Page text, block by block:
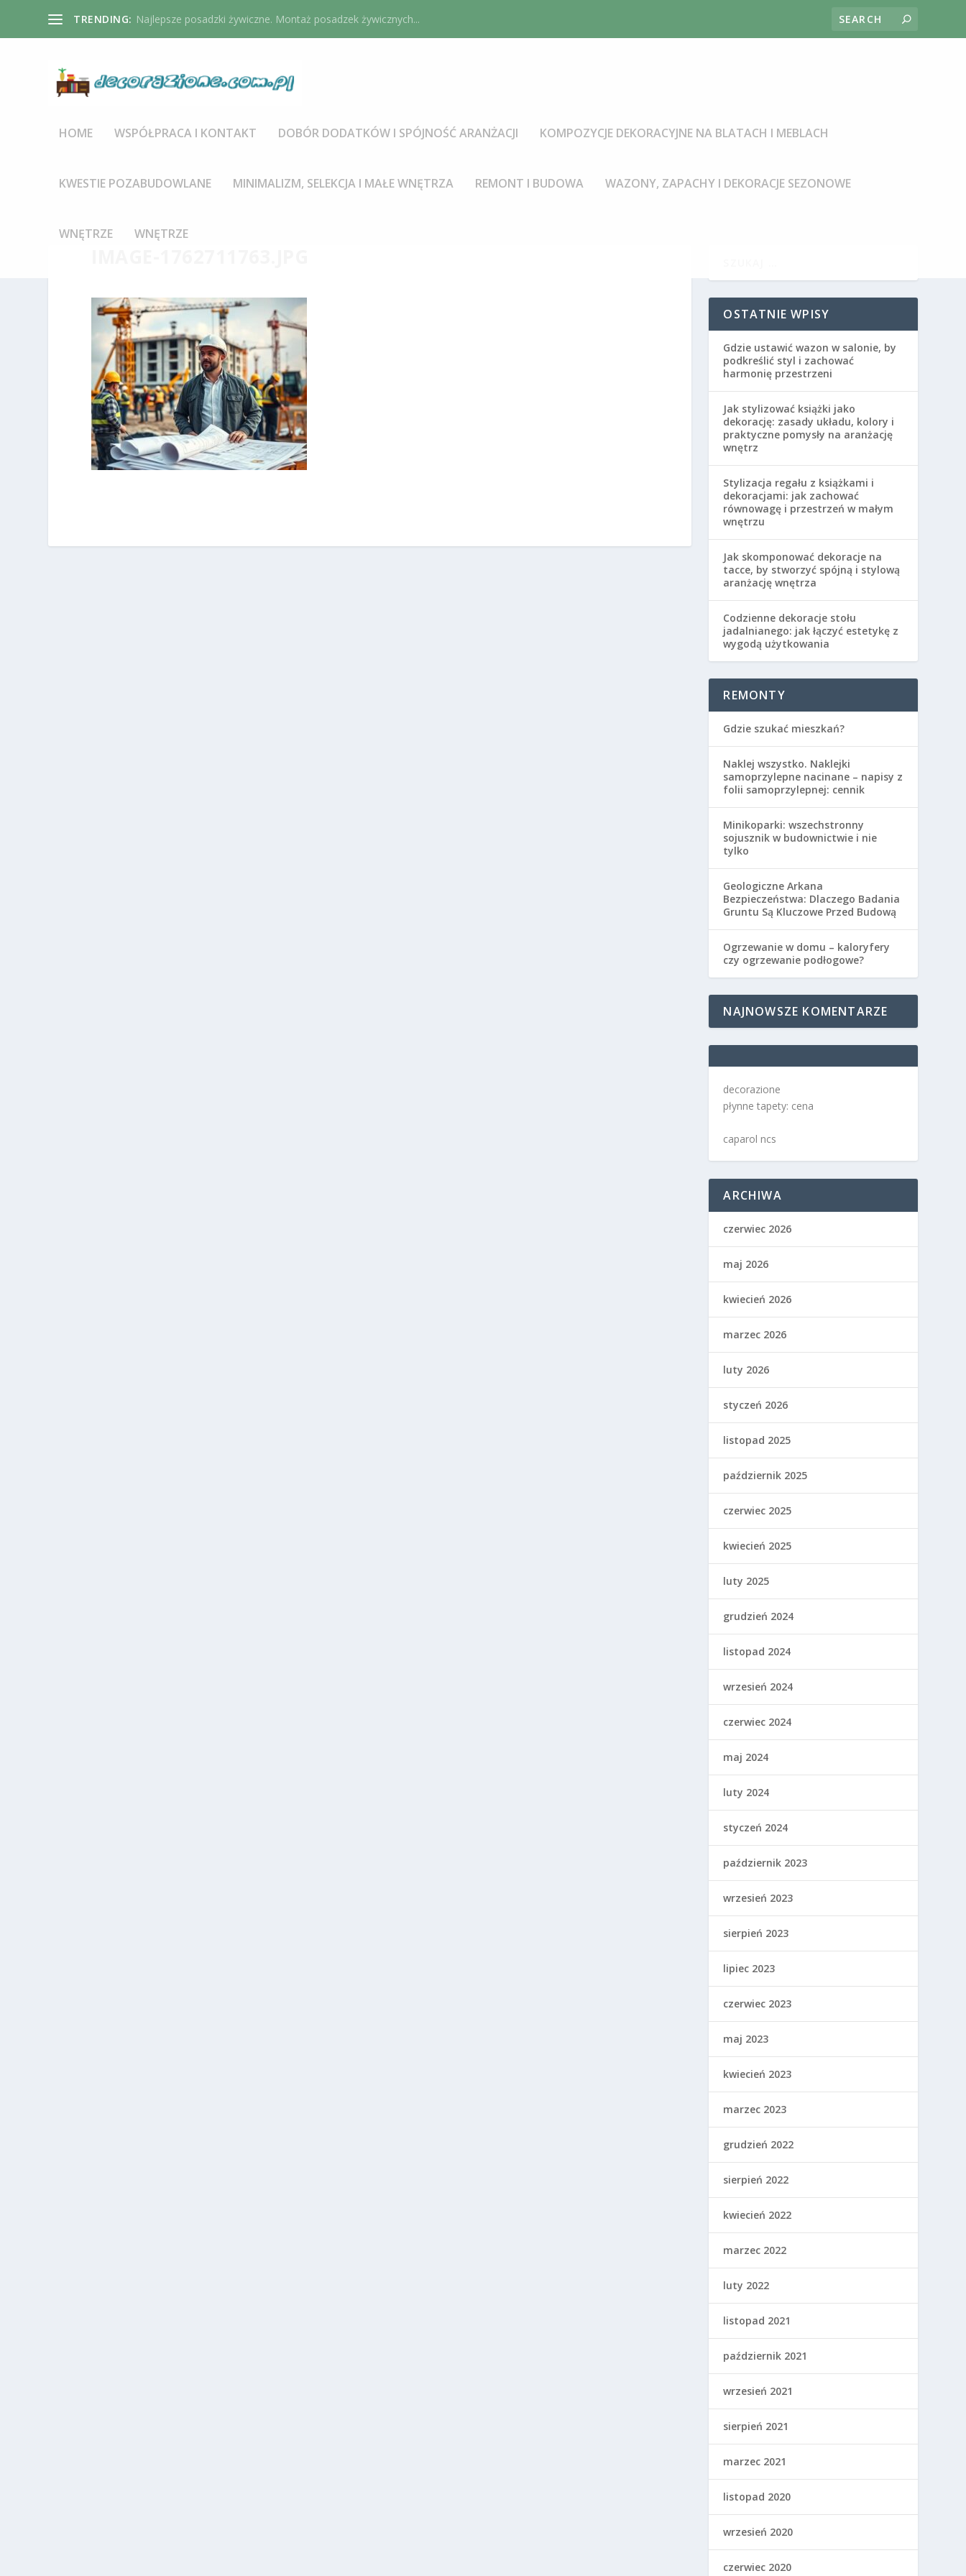
TRENDING: Najlepsze posadzki żywiczne. Montaż posadzek żywicznych...
HOME WSPÓŁPRACA I KONTAKT DOBÓR DODATKÓW I SPÓJNOŚĆ ARANŻACJI KOMPOZYCJE DEKORACYJNE NA BLATACH I MEBLACH
KWESTIE POZABUDOWLANE MINIMALIZM, SELEKCJA I MAŁE WNĘTRZA REMONT I BUDOWA WAZONY, ZAPACHY I DEKORACJE SEZONOWE
WNĘTRZE WNĘTRZE
OSTATNIE WPISY
Gdzie ustawić wazon w salonie, by
podkreślić styl i zachować
harmonię przestrzeni
Jak stylizować książki jako
dekorację: zasady układu, kolory i
praktyczne pomysły na aranżację
wnętrz
Stylizacja regału z książkami i
dekoracjami: jak zachować
równowagę i przestrzeń w małym
wnętrzu
Jak skomponować dekoracje na
tacce, by stworzyć spójną i stylową
aranżację wnętrza
Codzienne dekoracje stołu
jadalnianego: jak łączyć estetykę z
wygodą użytkowania
REMONTY
Gdzie szukać mieszkań?
Naklej wszystko. Naklejki
samoprzylepne nacinane – napisy z
folii samoprzylepnej: cennik
Minikoparki: wszechstronny
sojusznik w budownictwie i nie
tylko
Geologiczne Arkana
Bezpieczeństwa: Dlaczego Badania
Gruntu Są Kluczowe Przed Budową
Ogrzewanie w domu – kaloryfery
czy ogrzewanie podłogowe?
NAJNOWSZE KOMENTARZE
decorazione
płynne tapety: cena
caparol ncs
ARCHIWA
czerwiec 2026
maj 2026
kwiecień 2026
marzec 2026
luty 2026
styczeń 2026
listopad 2025
październik 2025
czerwiec 2025
kwiecień 2025
luty 2025
grudzień 2024
listopad 2024
wrzesień 2024
czerwiec 2024
maj 2024
luty 2024
styczeń 2024
październik 2023
wrzesień 2023
sierpień 2023
lipiec 2023
czerwiec 2023
maj 2023
kwiecień 2023
marzec 2023
grudzień 2022
sierpień 2022
kwiecień 2022
marzec 2022
luty 2022
listopad 2021
październik 2021
wrzesień 2021
sierpień 2021
marzec 2021
listopad 2020
wrzesień 2020
czerwiec 2020